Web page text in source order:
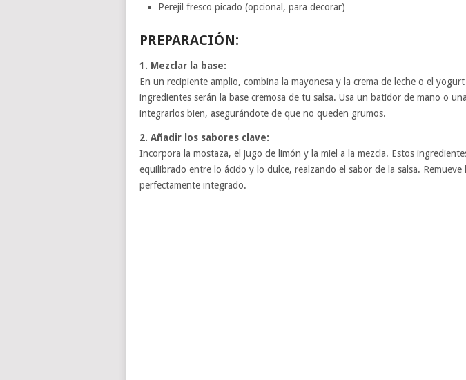
Perejil fresco picado (opcional, para decorar)
PREPARACIÓN:
1. Mezclar la base:
En un recipiente amplio, combina la mayonesa y la crema de leche o el
ingredientes serán la base cremosa de tu salsa. Usa un batidor de mano o
integrarlos bien, asegurándote de que no queden grumos.
2. Añadir los sabores clave:
Incorpora la mostaza, el jugo de limón y la miel a la mezcla. Estos
equilibrado entre lo ácido y lo dulce, realzando el sabor de la salsa.
perfectamente integrado.